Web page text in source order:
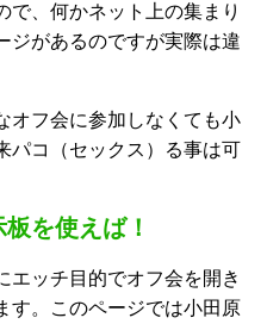
で、何かネット上の集まり
ジがあるのですが実際は違
オフ会に参加しなくても小
パコ（セックス）る事は可
を使えば！
エッチ目的でオフ会を開き
す。このページでは小田原